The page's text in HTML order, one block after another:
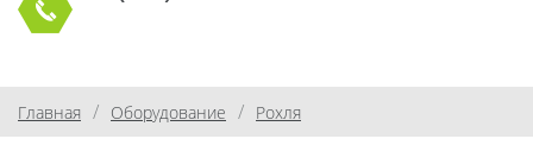
Главная / Оборудование / Рохля